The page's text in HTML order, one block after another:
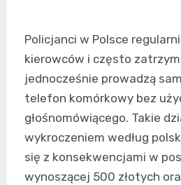
Policjanci w Polsce
kierowców i często
jednocześnie prowadzą
telefon komórkowy bez
głośnomówiącego. Takie
wykroczeniem według
się z konsekwencjami w
wynoszącej 500 złotych